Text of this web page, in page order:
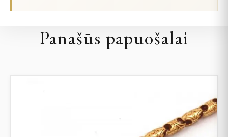
Panašūs papuošalai